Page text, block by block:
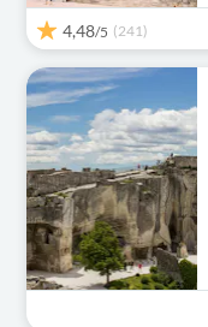
4,48/5 (241)